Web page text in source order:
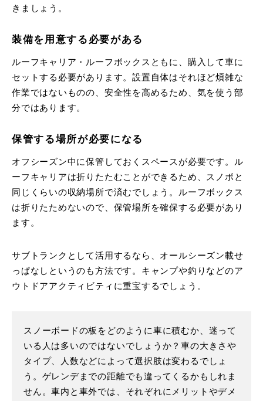
きましょう。
装備を用意する必要がある
ルーフキャリア・ルーフボックスともに、購入して車に
セットする必要があります。設置自体はそれほど煩雑な
作業ではないものの、安全性を高めるため、気を使う部
分ではあります。
保管する場所が必要になる
オフシーズン中に保管しておくスペースが必要です。ル
ーフキャリアは折りたたむことができるため、スノボと
同じくらいの収納場所で済むでしょう。ルーフボックス
は折りたためないので、保管場所を確保する必要があり
ます。
サブトランクとして活用するなら、オールシーズン載せ
っぱなしというのも方法です。キャンプや釣りなどのア
ウトドアアクティビティに重宝するでしょう。
スノーボードの板をどのように車に積むか、迷って
いる人は多いのではないでしょうか？車の大きさや
タイプ、人数などによって選択肢は変わるでしょ
う。ゲレンデまでの距離でも違ってくるかもしれま
せん。車内と車外では、それぞれにメリットやデメ